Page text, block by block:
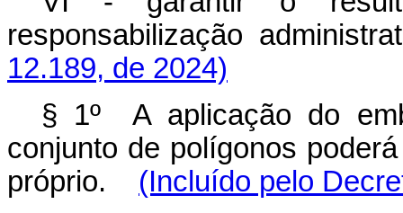
responsabilização
12.189, de 2024)
§ 1º A aplicação do
conjunto de polígonos
próprio. (Incluído pelo